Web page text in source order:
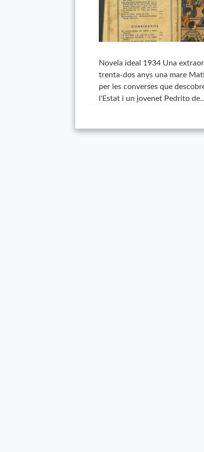
Novela ideal 1934 Una
trenta-dos anys una mare
per les converses que
l'Estat i un jovenet Pedrito